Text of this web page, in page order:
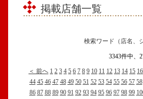
掲載店舗一覧
検索ワード（店名、
3343件中、
＜ 前へ 1 2 3 4 5 6 7 8 9 10 11 12 13 14 15 16
44 45 46 47 48 49 50 51 52 53 54 55 56 57 58
86 87 88 89 90 91 92 93 94 95 96 97 98 99